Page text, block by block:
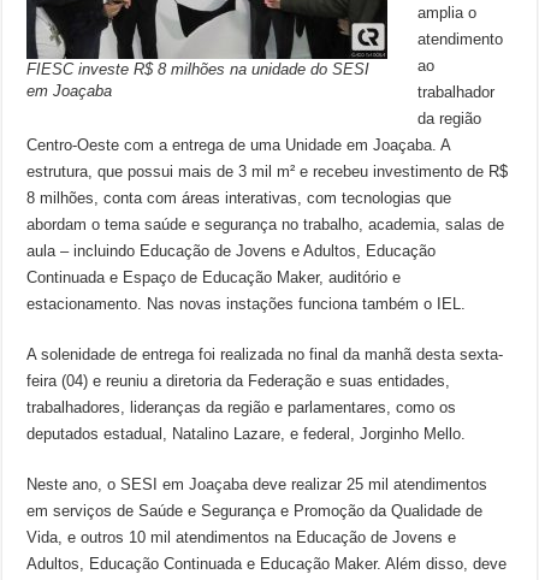
FIESC investe R$ 8 milhões na unidade do SESI
em Joaçaba
amplia o
atendimento
ao
trabalhador
da região
Centro-Oeste com a entrega de uma Unidade em Joaçaba. A
estrutura, que possui mais de 3 mil m² e recebeu investimento de R$
8 milhões, conta com áreas interativas, com tecnologias que
abordam o tema saúde e segurança no trabalho, academia, salas de
aula – incluindo Educação de Jovens e Adultos, Educação
Continuada e Espaço de Educação Maker, auditório e
estacionamento. Nas novas instações funciona também o IEL.
A solenidade de entrega foi realizada no final da manhã desta sexta-
feira (04) e reuniu a diretoria da Federação e suas entidades,
trabalhadores, lideranças da região e parlamentares, como os
deputados estadual, Natalino Lazare, e federal, Jorginho Mello.
Neste ano, o SESI em Joaçaba deve realizar 25 mil atendimentos
em serviços de Saúde e Segurança e Promoção da Qualidade de
Vida, e outros 10 mil atendimentos na Educação de Jovens e
Adultos, Educação Continuada e Educação Maker. Além disso, deve